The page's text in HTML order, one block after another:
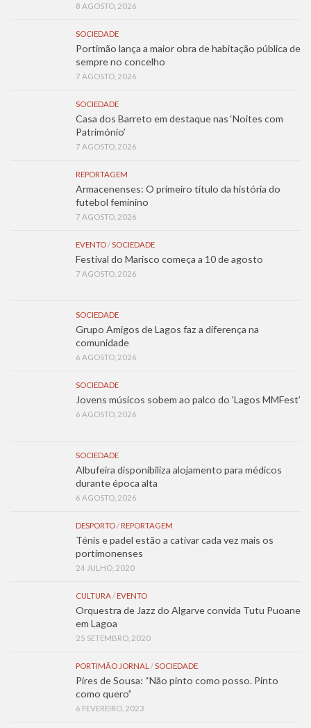
8 AGOSTO, 2026
SOCIEDADE
Portimão lança a maior obra de habitação pública de
sempre no concelho
7 AGOSTO, 2026
SOCIEDADE
Casa dos Barreto em destaque nas ‘Noites com
Património’
7 AGOSTO, 2026
REPORTAGEM
Armacenenses: O primeiro título da história do
futebol feminino
7 AGOSTO, 2026
EVENTO/SOCIEDADE
Festival do Marisco começa a 10 de agosto
7 AGOSTO, 2026
SOCIEDADE
Grupo Amigos de Lagos faz a diferença na
comunidade
6 AGOSTO, 2026
SOCIEDADE
Jovens músicos sobem ao palco do ‘Lagos MMFest’
6 AGOSTO, 2026
SOCIEDADE
Albufeira disponibiliza alojamento para médicos
durante época alta
6 AGOSTO, 2026
DESPORTO/ REPORTAGEM
Ténis e padel estão a cativar cada vez mais os
portimonenses
24 JULHO, 2020
CULTURA/ EVENTO
Orquestra de Jazz do Algarve convida Tutu Puoane
em Lagoa
25 SETEMBRO, 2020
PORTIMÃO JORNAL /SOCIEDADE
Pires de Sousa: “Não pinto como posso. Pinto
como quero”
6 FEVEREIRO, 2023